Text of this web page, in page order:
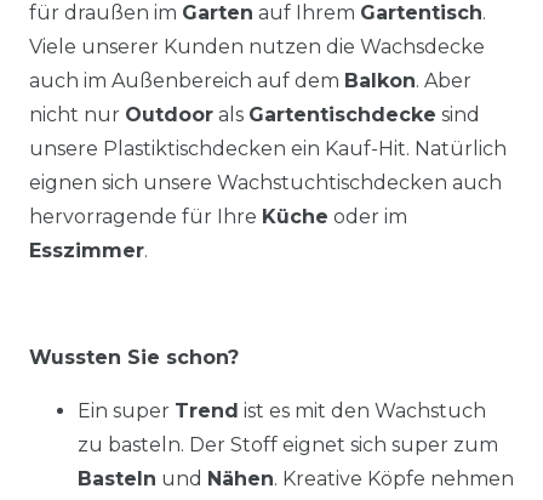
für draußen im Garten auf Ihrem Gartentisch.
Viele unserer Kunden nutzen die Wachsdecke
auch im Außenbereich auf dem Balkon. Aber
nicht nur Outdoor als Gartentischdecke sind
unsere Plastiktischdecken ein Kauf-Hit. Natürlich
eignen sich unsere Wachstuchtischdecken auch
hervorragende für Ihre Küche oder im
Esszimmer.
Wussten Sie schon?
Ein super Trend ist es mit den Wachstuch
zu basteln. Der Stoff eignet sich super zum
Basteln und Nähen. Kreative Köpfe nehmen